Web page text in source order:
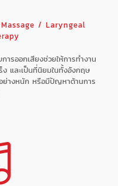
/ Laryngeal
ารออกเสียงช่วยให้การทำงาน
และเป็นที่นิยมในทั้งอังกฤษ
อย่างหนัก หรือมีปัญหาด้านการ